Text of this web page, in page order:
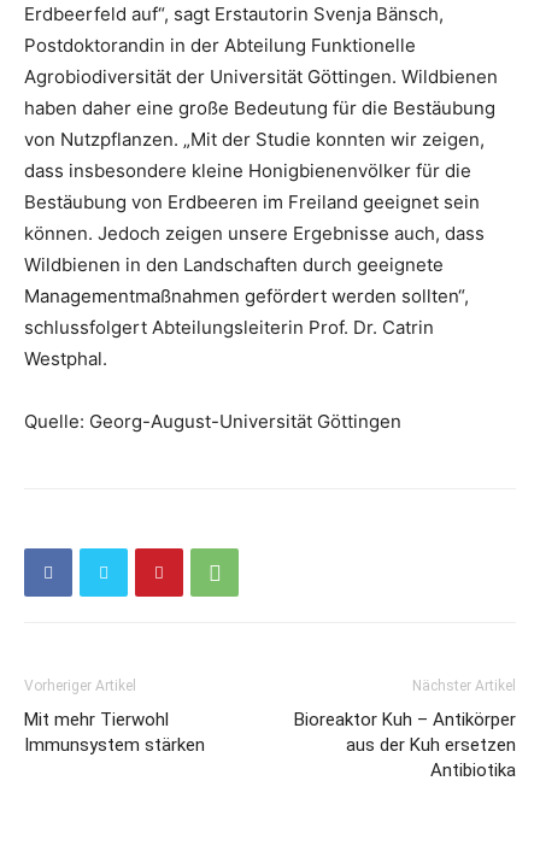
Erdbeerfeld auf“, sagt Erstautorin Svenja Bänsch,
Postdoktorandin in der Abteilung Funktionelle
Agrobiodiversität der Universität Göttingen. Wildbienen
haben daher eine große Bedeutung für die Bestäubung
von Nutzpflanzen. „Mit der Studie konnten wir zeigen,
dass insbesondere kleine Honigbienenvölker für die
Bestäubung von Erdbeeren im Freiland geeignet sein
können. Jedoch zeigen unsere Ergebnisse auch, dass
Wildbienen in den Landschaften durch geeignete
Managementmaßnahmen gefördert werden sollten“,
schlussfolgert Abteilungsleiterin Prof. Dr. Catrin
Westphal.
Quelle: Georg-August-Universität Göttingen
Vorheriger Artikel
Mit mehr Tierwohl
Immunsystem stärken
Nächster Artikel
Bioreaktor Kuh – Antikörper
aus der Kuh ersetzen
Antibiotika